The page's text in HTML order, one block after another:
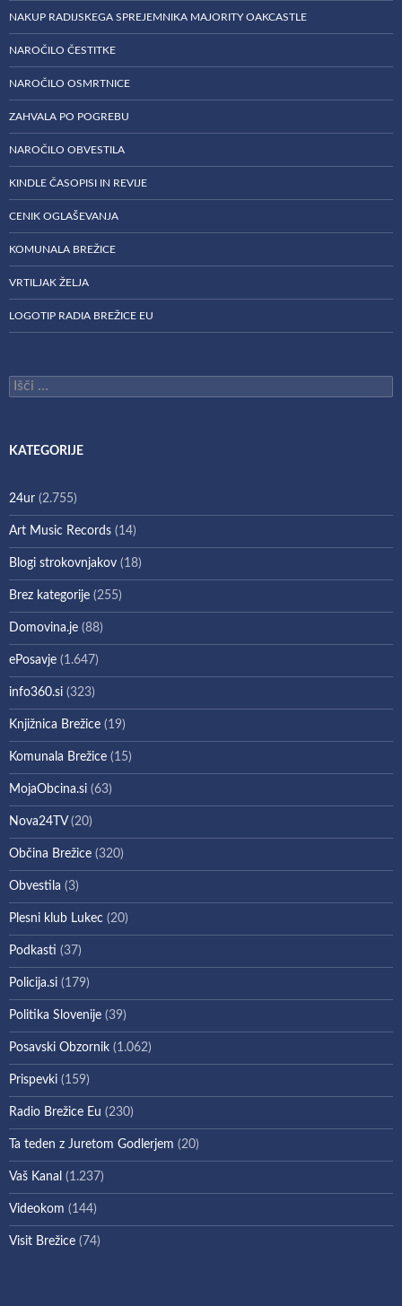
NAKUP RADIJSKEGA SPREJEMNIKA MAJORITY OAKCASTLE
NAROČILO ČESTITKE
NAROČILO OSMRTNICE
ZAHVALA PO POGREBU
NAROČILO OBVESTILA
KINDLE ČASOPISI IN REVIJE
CENIK OGLAŠEVANJA
KOMUNALA BREŽICE
VRTILJAK ŽELJA
LOGOTIP RADIA BREŽICE EU
Išči:
KATEGORIJE
24ur (2.755)
Art Music Records (14)
Blogi strokovnjakov (18)
Brez kategorije (255)
Domovina.je (88)
ePosavje (1.647)
info360.si (323)
Knjižnica Brežice (19)
Komunala Brežice (15)
MojaObcina.si (63)
Nova24TV(20)
Občina Brežice (320)
Obvestila (3)
Plesni klub Lukec (20)
Podkasti (37)
Policija.si (179)
Politika Slovenije (39)
Posavski Obzornik (1.062)
Prispevki (159)
Radio Brežice Eu (230)
Ta teden z Juretom Godlerjem (20)
Vaš Kanal (1.237)
Videokom (144)
Visit Brežice (74)